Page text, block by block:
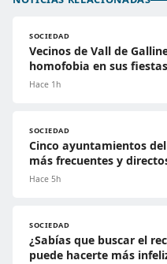
SOCIEDAD
Vecinos de Vall de
homofobia en sus fiestas
Hace 1h
SOCIEDAD
Cinco ayuntamientos
más frecuentes y
Hace 5h
SOCIEDAD
¿Sabías que buscar el
puede hacerte más